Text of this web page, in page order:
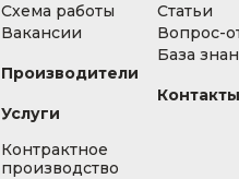
Схема работы
Вакансии
Производители
Услуги
Контрактное
производство
Статьи
Вопрос-
База
Контакты